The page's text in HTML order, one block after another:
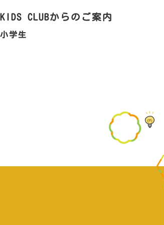
KIDS CLUBからのご案内
小学生